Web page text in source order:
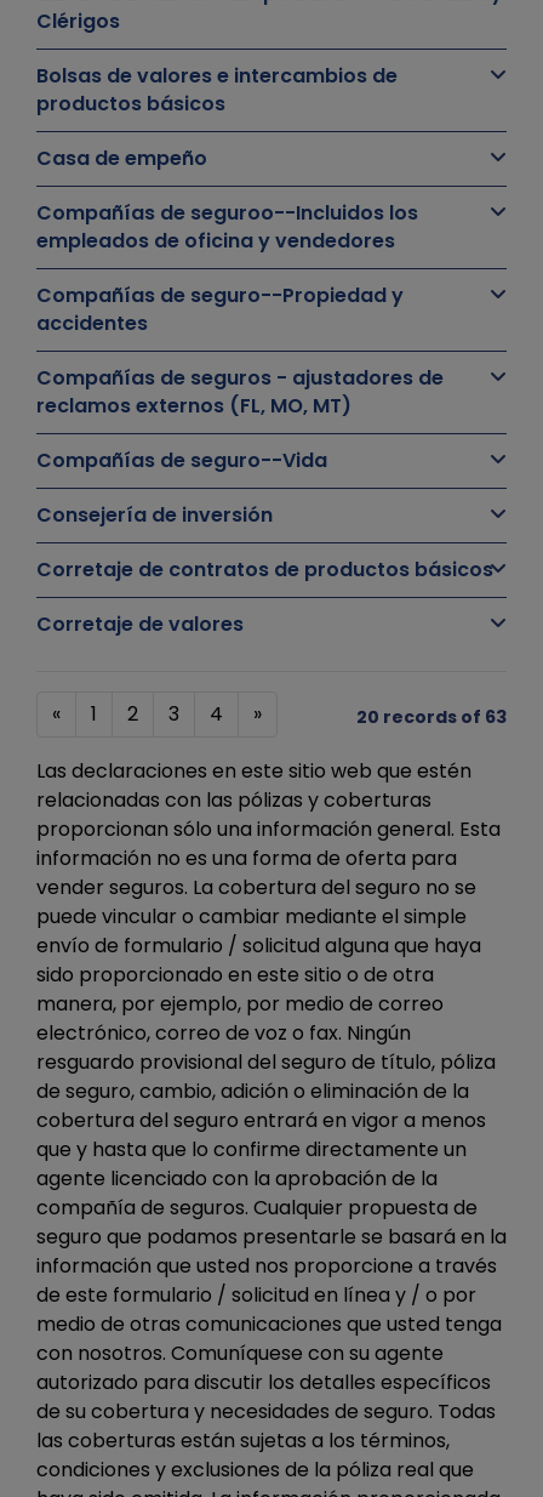
Clérigos
Bolsas de valores e intercambios de
productos básicos
Casa de empeño
Compañías de seguroo--Incluidos los
empleados de oficina y vendedores
Compañías de seguro--Propiedad y
accidentes
Compañías de seguros - ajustadores de
reclamos externos (FL, MO, MT)
Compañías de seguro--Vida
Consejería de inversión
Corretaje de contratos de productos básicos
Corretaje de valores
« 1 2 3 4 » 20 records of 63
Las declaraciones en este sitio web que estén
relacionadas con las pólizas y coberturas
proporcionan sólo una información general. Esta
información no es una forma de oferta para
vender seguros. La cobertura del seguro no se
puede vincular o cambiar mediante el simple
envío de formulario / solicitud alguna que haya
sido proporcionado en este sitio o de otra
manera, por ejemplo, por medio de correo
electrónico, correo de voz o fax. Ningún
resguardo provisional del seguro de título, póliza
de seguro, cambio, adición o eliminación de la
cobertura del seguro entrará en vigor a menos
que y hasta que lo confirme directamente un
agente licenciado con la aprobación de la
compañía de seguros. Cualquier propuesta de
seguro que podamos presentarle se basará en la
información que usted nos proporcione a través
de este formulario / solicitud en línea y / o por
medio de otras comunicaciones que usted tenga
con nosotros. Comuníquese con su agente
autorizado para discutir los detalles específicos
de su cobertura y necesidades de seguro. Todas
las coberturas están sujetas a los términos,
condiciones y exclusiones de la póliza real que